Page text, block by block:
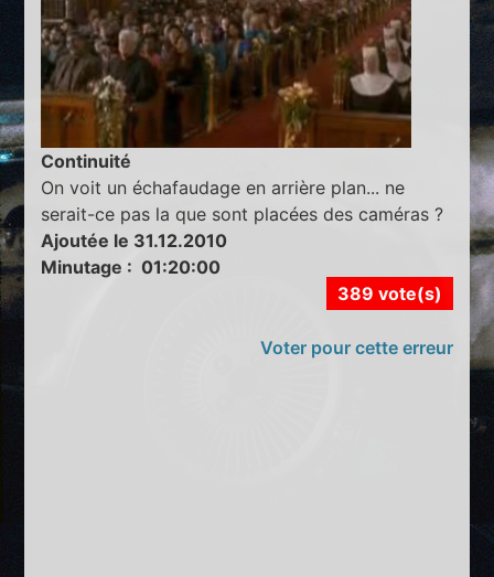
Continuité
On voit un échafaudage en arrière plan... ne
serait-ce pas la que sont placées des caméras ?
Ajoutée le 31.12.2010
Minutage : 01:20:00
389 vote(s)
Voter pour cette erreur